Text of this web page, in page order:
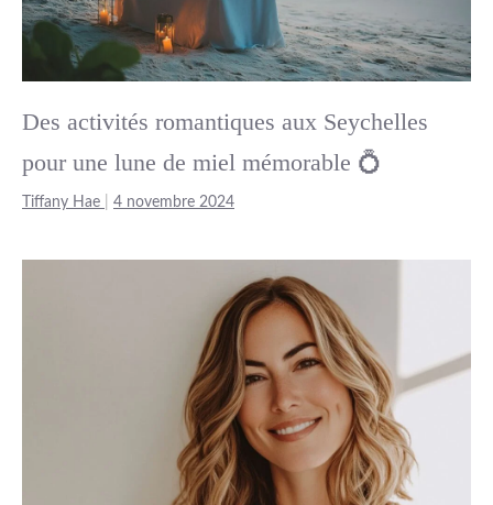
Des activités romantiques aux Seychelles
pour une lune de miel mémorable 💍
Tiffany Hae 4 novembre 2024